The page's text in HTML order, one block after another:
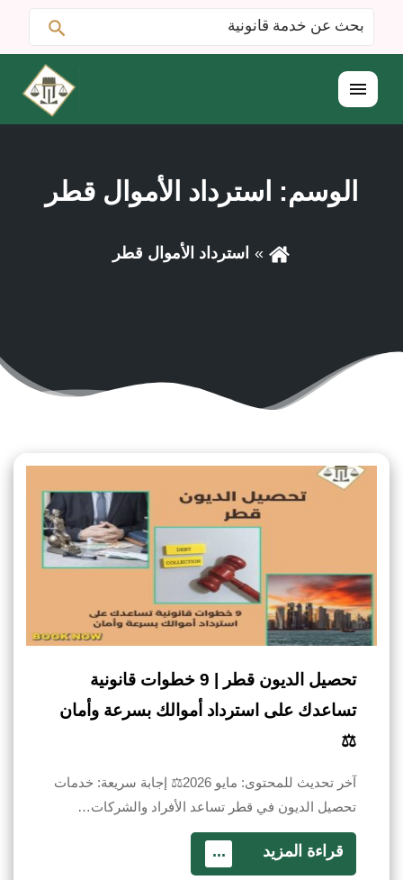
البحث
عن:
القائمة
الوسم: استرداد الأموال قطر
استرداد الأموال قطر
تحصيل الديون قطر | 9 خطوات قانونية
تساعدك على استرداد أموالك بسرعة وأمان
⚖️
آخر تحديث للمحتوى: مايو 2026⚖️ إجابة سريعة: خدمات
تحصيل الديون في قطر تساعد الأفراد والشركات…
قراءة المزيد ...